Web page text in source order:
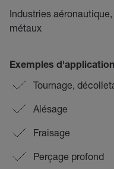
Industries
métaux
Exemples d'application
Tournage,
Alésage
Fraisage
Perçage profond